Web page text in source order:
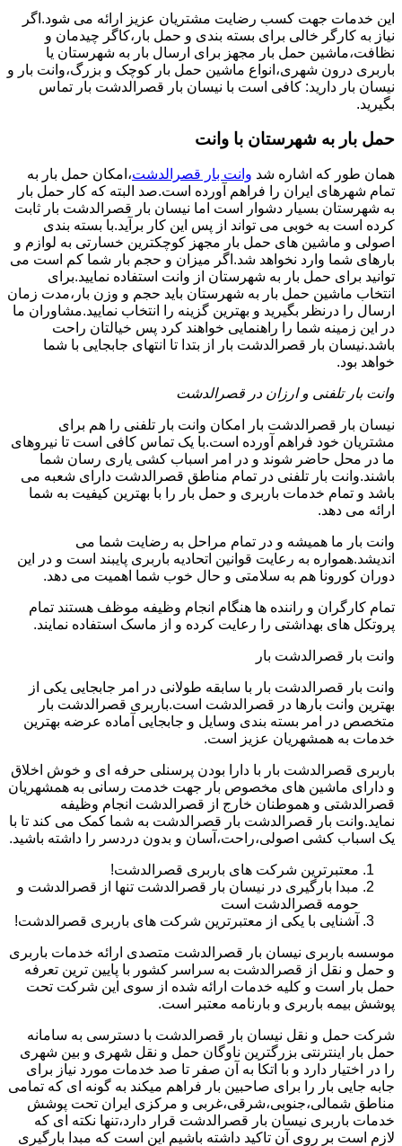
این خدمات جهت کسب رضایت مشتریان عزیز ارائه می شود.اگر
نیاز به کارگر خالی برای بسته بندی و حمل بار،کاگر چیدمان و
نظافت،ماشین حمل بار مجهز برای ارسال بار به شهرستان یا
باربری درون شهری،انواع ماشین حمل بار کوچک و بزرگ،وانت بار و
نیسان بار دارید: کافی است با نیسان بار قصرالدشت بار تماس
بگیرید.
حمل بار به شهرستان با وانت
همان طور که اشاره شد وانت بار قصرالدشت،امکان حمل بار به
تمام شهرهای ایران را فراهم آورده است.صد البته که کار حمل بار
به شهرستان بسیار دشوار است اما نیسان بار قصرالدشت بار ثابت
کرده است به خوبی می تواند از پس این کار برآید.با بسته بندی
اصولی و ماشین های حمل بار مجهز کوچکترین خسارتی به لوازم و
بارهای شما وارد نخواهد شد.اگر میزان و حجم بار شما کم است می
توانید برای حمل بار به شهرستان از وانت استفاده نمایید.برای
انتخاب ماشین حمل بار به شهرستان باید حجم و وزن بار،مدت زمان
ارسال را درنظر بگیرید و بهترین گزینه را انتخاب نمایید.مشاوران ما
در این زمینه شما را راهنمایی خواهند کرد پس خیالتان راحت
باشد.نیسان بار قصرالدشت بار از بتدا تا انتهای جابجایی با شما
خواهد بود.
وانت بار تلفنی و ارزان در قصرالدشت
نیسان بار قصرالدشت بار امکان وانت بار تلفنی را هم برای
مشتریان خود فراهم آورده است.با یک تماس کافی است تا نیروهای
ما در محل حاضر شوند و در امر اسباب کشی یاری رسان شما
باشند.وانت بار تلفنی در تمام مناطق قصرالدشت دارای شعبه می
باشد و تمام خدمات باربری و حمل بار را با بهترین کیفیت به شما
ارائه می دهد.
وانت بار ما همیشه و در تمام مراحل به رضایت شما می
اندیشد.همواره به رعایت قوانین اتحادیه باربری پایبند است و در این
دوران کورونا هم به سلامتی و حال خوب شما اهمیت می دهد.
تمام کارگران و راننده ها هنگام انجام وظیفه موظف هستند تمام
پروتکل های بهداشتی را رعایت کرده و از ماسک استفاده نمایند.
وانت بار قصرالدشت بار
وانت بار قصرالدشت بار با سابقه طولانی در امر جابجایی یکی از
بهترین وانت بارها در قصرالدشت است.باربری قصرالدشت بار
متخصص در امر بسته بندی وسایل و جابجایی آماده عرضه بهترین
خدمات به همشهریان عزیز است.
باربری قصرالدشت بار با دارا بودن پرسنلی حرفه ای و خوش اخلاق
و دارای ماشین های مخصوص بار جهت خدمت رسانی به همشهریان
قصرالدشتی و هموطنان خارج از قصرالدشت انجام وظیفه
نماید.وانت بار قصرالدشت بار قصرالدشت به شما کمک می کند تا با
یک اسباب کشی اصولی،راحت،آسان و بدون دردسر را داشته باشید.
معتبرترین شرکت های باربری قصرالدشت!
مبدا بارگیری در نیسان بار قصرالدشت تنها از قصرالدشت و
حومه قصرالدشت است
آشنایی با یکی از معتبرترین شرکت های باربری قصرالدشت!
موسسه باربری نیسان بار قصرالدشت متصدی ارائه خدمات باربری
و حمل و نقل از قصرالدشت به سراسر کشور با پایین ترین تعرفه
حمل بار است و کلیه خدمات ارائه شده از سوی این شرکت تحت
پوشش بیمه باربری و بارنامه معتبر است.
شرکت حمل و نقل نیسان بار قصرالدشت با دسترسی به سامانه
حمل بار اینترنتی بزرگترین ناوگان حمل و نقل شهری و بین شهری
را در اختیار دارد و با اتکا به آن صفر تا صد خدمات مورد نیاز برای
جابه جایی بار را برای صاحبین بار فراهم میکند به گونه ای که تمامی
مناطق شمالی،جنوبی،شرقی،غربی و مرکزی ایران تحت پوشش
خدمات باربری نیسان بار قصرالدشت قرار دارد،تنها نکته ای که
لازم است بر روی آن تاکید داشته باشیم این است که مبدا بارگیری